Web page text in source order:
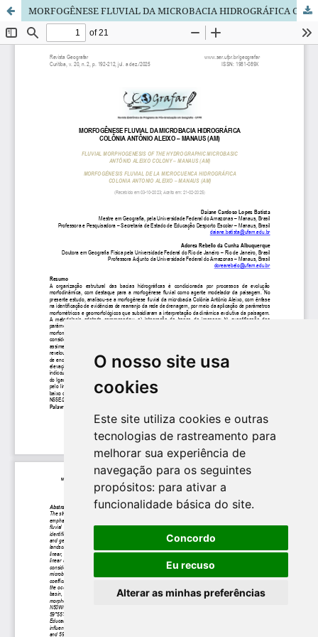
O nosso site usa
cookies
Este site utiliza cookies e outras
tecnologias de rastreamento para
melhorar sua experiência de
navegação para os seguintes
propósitos: para ativar a
funcionalidade básica do site.
Concordo
Eu recuso
Alterar as minhas preferências
MORFOGÊNESE FLUVIAL DA MICROBACIA HIDROGRÁFICA COLÔNIA ANTÔNIO ALEIXO - MANAUS (AM)